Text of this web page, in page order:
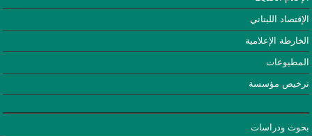
الإقتصاد اللبناني
الخارطة الإعلامية
المطبوعات
ترخيص مؤسسة
بحوث ودراسات